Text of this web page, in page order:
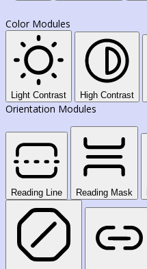
Color Modules
Light Contrast High Contrast
Orientation Modules
Reading Line Reading Mask